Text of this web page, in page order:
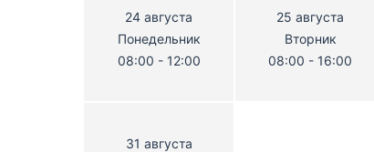
24 августа
Понедельник
08:00 - 12:00
25 августа
Вторник
08:00 - 16:00
31 августа